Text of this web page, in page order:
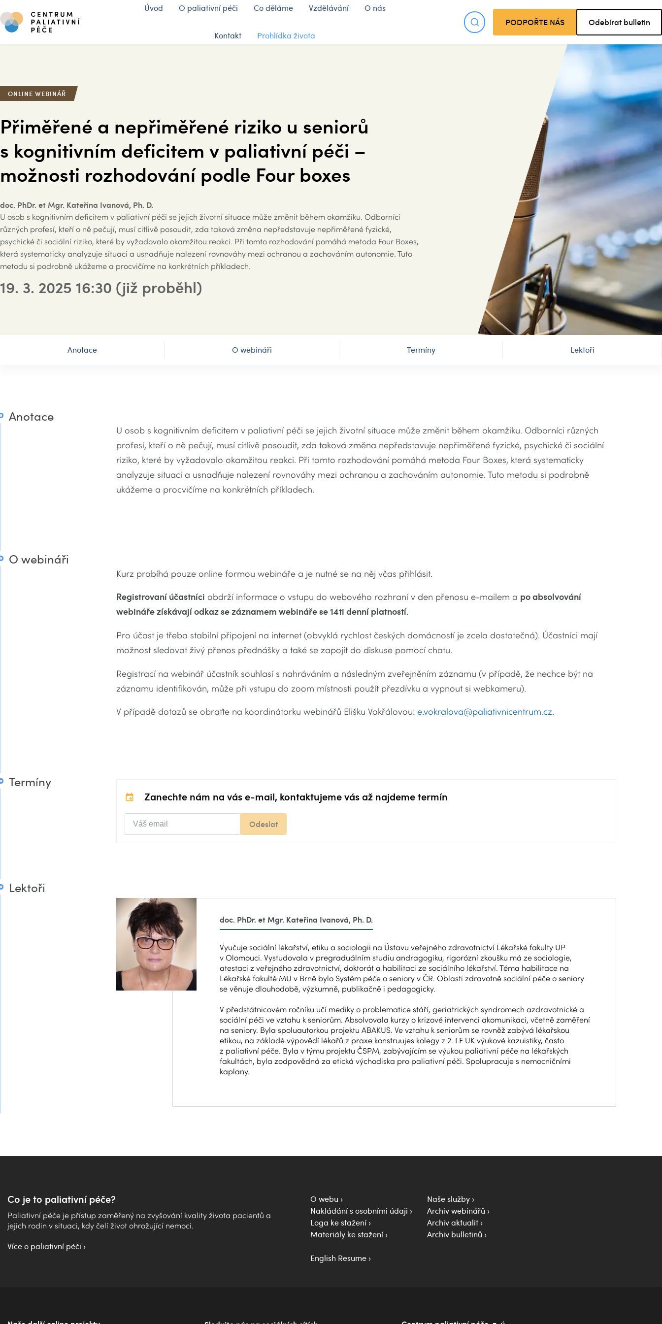
Úvod O paliativní péči Co děláme Vzdělávání O nás
Kontakt Prohlídka života
PODPOŘTE NÁS Odebírat bulletin
ONLINE WEBINÁŘ
Přiměřené a nepřiměřené riziko u seniorů
s kognitivním deficitem v paliativní péči –
možnosti rozhodování podle Four boxes
doc. PhDr. et Mgr. Kateřina Ivanová, Ph. D.
U osob s kognitivním deficitem v paliativní péči se jejich životní situace může změnit během okamžiku. Odborníci
různých profesí, kteří o ně pečují, musí citlivě posoudit, zda taková změna nepředstavuje nepřiměřené fyzické,
psychické či sociální riziko, které by vyžadovalo okamžitou reakci. Při tomto rozhodování pomáhá metoda Four Boxes,
která systematicky analyzuje situaci a usnadňuje nalezení rovnováhy mezi ochranou a zachováním autonomie. Tuto
metodu si podrobně ukážeme a procvičíme na konkrétních příkladech.
19. 3. 2025 16:30 (již proběhl)
Anotace O webináři Termíny Lektoři
Anotace
U osob s kognitivním deficitem v paliativní péči se jejich životní situace může změnit během okamžiku. Odborníci různých
profesí, kteří o ně pečují, musí citlivě posoudit, zda taková změna nepředstavuje nepřiměřené fyzické, psychické či sociální
riziko, které by vyžadovalo okamžitou reakci. Při tomto rozhodování pomáhá metoda Four Boxes, která systematicky
analyzuje situaci a usnadňuje nalezení rovnováhy mezi ochranou a zachováním autonomie. Tuto metodu si podrobně
ukážeme a procvičíme na konkrétních příkladech.
O webináři
Kurz probíhá pouze online formou webináře a je nutné se na něj včas přihlásit.
Registrovaní účastníci obdrží informace o vstupu do webového rozhraní v den přenosu e-mailem a po absolvování
webináře získávají odkaz se záznamem webináře se 14ti denní platností.
Pro účast je třeba stabilní připojení na internet (obvyklá rychlost českých domácností je zcela dostatečná). Účastníci mají
možnost sledovat živý přenos přednášky a také se zapojit do diskuse pomocí chatu.
Registrací na webinář účastník souhlasí s nahráváním a následným zveřejněním záznamu (v případě, že nechce být na
záznamu identifikován, může při vstupu do zoom místnosti použít přezdívku a vypnout si webkameru).
V případě dotazů se obraťte na koordinátorku webinářů Elišku Vokřálovou: e.vokralova@paliativnicentrum.cz.
Termíny
Zanechte nám na vás e-mail, kontaktujeme vás až najdeme termín
Odeslat
Lektoři
doc. PhDr. et Mgr. Kateřina Ivanová, Ph. D.
Vyučuje sociální lékařství, etiku a sociologii na Ústavu veřejného zdravotnictví Lékařské fakulty UP
v Olomouci. Vystudovala v pregraduálním studiu andragogiku, rigorózní zkoušku má ze sociologie,
atestaci z veřejného zdravotnictví, doktorát a habilitaci ze sociálního lékařství. Téma habilitace na
Lékařské fakultě MU v Brně bylo Systém péče o seniory v ČR. Oblasti zdravotně sociální péče o seniory
se věnuje dlouhodobě, výzkumně, publikačně i pedagogicky.
V předstátnicovém ročníku učí mediky o problematice stáří, geriatrických syndromech azdravotnické a
sociální péči ve vztahu k seniorům. Absolvovala kurzy o krizové intervenci akomunikaci, včetně zaměření
na seniory. Byla spoluautorkou projektu ABAKUS. Ve vztahu k seniorům se rovněž zabývá lékařskou
etikou, na základě výpovědí lékařů z praxe konstruujes kolegy z 2. LF UK výukové kazuistiky, často
z paliativní péče. Byla v týmu projektu ČSPM, zabývajícím se výukou paliativní péče na lékařských
fakultách, byla zodpovědná za etická východiska pro paliativní péči. Spolupracuje s nemocničními
kaplany.
Co je to paliativní péče?
Paliativní péče je přístup zaměřený na zvyšování kvality života pacientů a
jejich rodin v situaci, kdy čelí život ohrožující nemoci.
Více o paliativní péči
O webu
Nakládání s osobními údaji
Loga ke stažení
Materiály ke stažení
English Resume
Naše služby
Archiv webinářů
Archiv aktualit
Archiv bulletinů